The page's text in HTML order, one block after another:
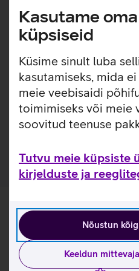
Kasutame
küpsiseid
Küsime sinult luba
kasutamiseks, mida
meie veebisaidi
toimimiseks või meie
soovitud teenuse
Tutvu meie küpsiste
kirjelduste ja
Nõustun
Keeldun
originaaltooneriga.
Canon CLI-521GY alati terav,
Lihtne kasutada ja lihtne
Sobivad printerid: PIXMA
Kasulikud lingid
Loe lähemalt tootja